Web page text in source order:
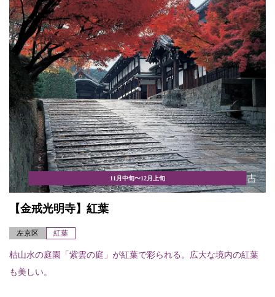
11月中旬〜12月上旬
【金戒光明寺】紅葉
左京区 紅葉
枯山水の庭園「紫雲の庭」が紅葉で彩られる。広大な境内の紅葉
も美しい。